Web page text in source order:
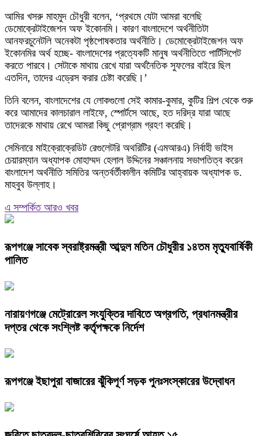
আমির খসরু মাহমুদ চৌধুরী বলেন, ‘প্রথমে যেটা আমরা বলেছি
ডেমোক্রেটাইজেশন অফ ইকোনমি। কারণ বাংলাদেশে অর্থনীতিটা
আনফরচুনেটলি অনেকটা পৃষ্ঠপোষকতার অর্থনীতি। ডেমোক্রেটাইজেশন অফ
ইকোনমির অর্থ হচ্ছে- বাংলাদেশের প্রত্যেকটি মানুষ অর্থনীতিতে পার্টিসিপেট
করতে পারবে। সেটাকে মাথায় রেখে যারা অর্থনৈতিক সুফলের বাইরে ছিল
এতদিন, তাদের এড্রেস করার চেষ্টা করেছি।’
তিনি বলেন, বাংলাদেশের যে লোকগুলো সেই কামার-কুমার, কুটির শিল্প থেকে শুরু
করে আমাদের কালচারাল লাইফে, স্পোর্টসে আছে, হত দরিদ্র যারা আছে
তাদেরকে মাথায় রেখে আমরা কিছু প্রোগ্রাম গ্রহণ করেছি।
সেমিনারে মাইক্রোক্রেডিট রেগুলেটরি অথরিটির (এমআরএ) নির্বাহী ভাইস
চেয়ারম্যান অধ্যাপক মোহাম্মদ হেলাল উদ্দিনের সঞ্চালনায় সভাপতিত্ব করেন
বাংলাদেশ অর্থনীতি সমিতির অন্তর্বর্তীকালীন কমিটির আহ্বায়ক অধ্যাপক ড.
মাহবুব উল্লাহ।
এ সম্পর্কিত আরও খবর
রূপগঞ্জে সাবেক স্বরাষ্ট্রমন্ত্রী আব্দুল মতিন চৌধুরীর ১৪তম মৃত্যুবার্ষিকী
পালিত
নারায়ণগঞ্জে মেট্রোরেল সংযুক্তির দাবিতে অগ্রগতি, প্রধানমন্ত্রীর
দপ্তর থেকে সংশ্লিষ্ট কর্তৃপক্ষকে নির্দেশ
রূপগঞ্জে ইছাপুরা বাজারের ঝুঁকিপূর্ণ সড়ক পুনঃসংস্কারের উদ্বোধন